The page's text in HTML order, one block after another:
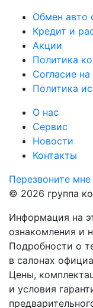
Обмен авто
Кредит и
Акции
Политика
Согласие
Политика
О нас
Сервис
Новости
Контакты
Перезвоните мне
© 2026 группа
Информация на
ознакомления и
Подробности о
в салонах
Цены,
и условия